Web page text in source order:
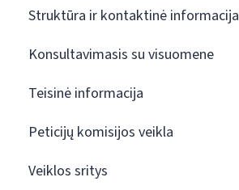
Struktūra ir kontaktinė informacija
Konsultavimasis su visuomene
Teisinė informacija
Peticijų komisijos veikla
Veiklos sritys